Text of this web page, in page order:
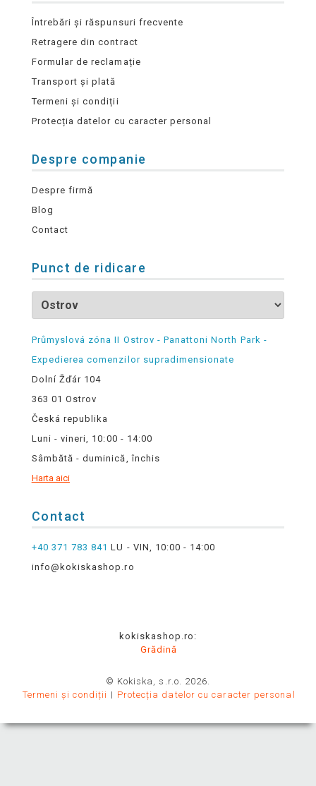
Întrebări și răspunsuri frecvente
Retragere din contract
Formular de reclamație
Transport și plată
Termeni și condiții
Protecția datelor cu caracter personal
Despre companie
Despre firmă
Blog
Contact
Punct de ridicare
Průmyslová zóna II Ostrov - Panattoni North Park -
Expedierea comenzilor supradimensionate
Dolní Žďár 104
363 01 Ostrov
Česká republika
Luni - vineri, 10:00 - 14:00
Sâmbătă - duminică, închis
Harta aici
Contact
+40 371 783 841 LU - VIN, 10:00 - 14:00
info@kokiskashop.ro
kokiskashop.ro:
Grădină
© Kokiska, s.r.o. 2026.
Termeni și condiții
Protecția datelor cu caracter personal